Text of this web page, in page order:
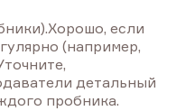
если
(например,
детальный
пробника.